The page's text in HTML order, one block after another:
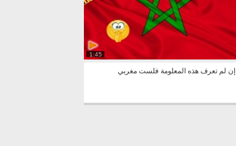
1:45
إن لم تعرف هذه المعلومة فلست مغربي